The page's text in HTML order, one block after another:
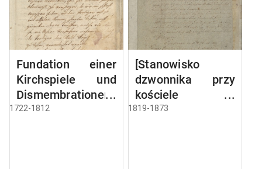
Fundation einer
Kirchspiele und
Dismembrationen-
Sache
1722-1812
[Stanowisko
dzwonnika przy
kościele w
Miłkach]
1819-1873